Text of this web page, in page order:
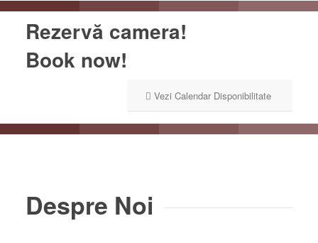
Rezervă camera!
Book now!
Vezi Calendar Disponibilitate
Despre Noi